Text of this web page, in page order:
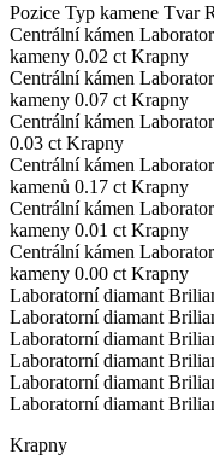
Pozice Typ kamene Tvar
Centrální kámen
kameny 0.02 ct Krapny
Centrální kámen
kameny 0.07 ct Krapny
Centrální kámen
0.03 ct Krapny
Centrální kámen
kamenů 0.17 ct Krapny
Centrální kámen
kameny 0.01 ct Krapny
Centrální kámen
kameny 0.00 ct Krapny
Laboratorní diamant
Laboratorní diamant
Laboratorní diamant
Laboratorní diamant
Laboratorní diamant
Laboratorní diamant
Krapny